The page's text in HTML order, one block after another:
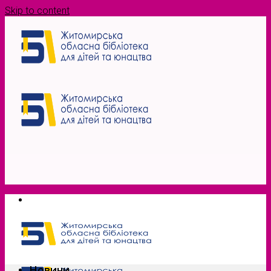
Skip to content